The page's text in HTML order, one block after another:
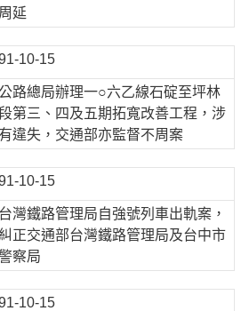
周延
10-15
路總局辦理一○六乙線石碇至坪林
第三、四及五期拓寬改善工程，涉
有違失，交通部亦監督不周案
10-15
台灣鐵路管理局自強號列車出軌案，
糾正交通部台灣鐵路管理局及台中市
察局
10-15